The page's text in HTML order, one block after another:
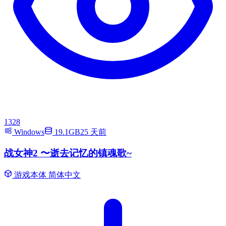
1328
Windows
19.1GB25 天前
战女神2 〜逝去记忆的镇魂歌~
游戏本体 简体中文